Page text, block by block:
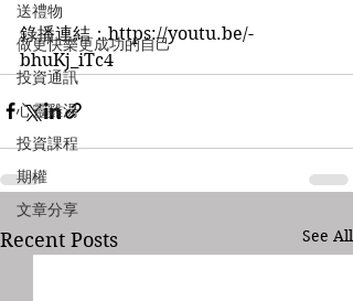
送禮物
做更快樂更成功的自己
投資通訊
心靈雞湯
投資課程
期權
文章分享
錄播連結：https://youtu.be/-
bhuKj_iTc4
Recent Posts See All